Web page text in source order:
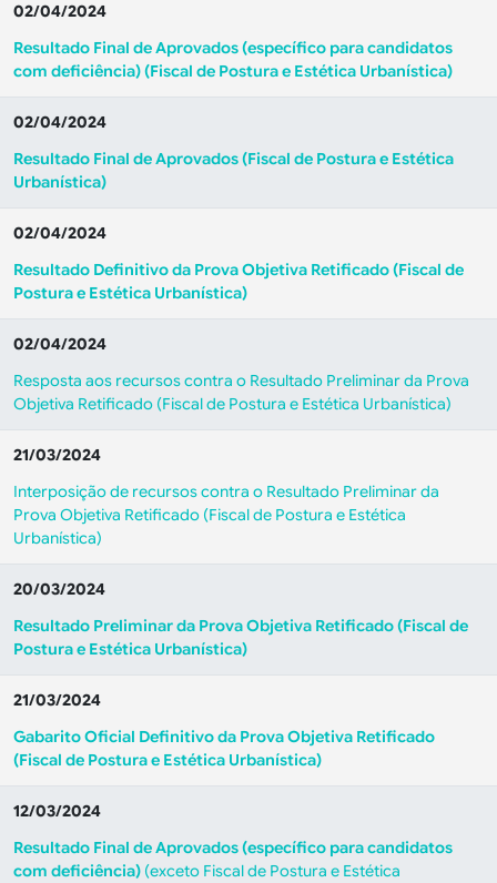
02/04/2024
Resultado Final de Aprovados (específico para candidatos
com deficiência) (Fiscal de Postura e Estética Urbanística)
02/04/2024
Resultado Final de Aprovados (Fiscal de Postura e Estética
Urbanística)
02/04/2024
Resultado Definitivo da Prova Objetiva Retificado (Fiscal de
Postura e Estética Urbanística)
02/04/2024
Resposta aos recursos contra o Resultado Preliminar da Prova
Objetiva Retificado (Fiscal de Postura e Estética Urbanística)
21/03/2024
Interposição de recursos contra o Resultado Preliminar da
Prova Objetiva Retificado (Fiscal de Postura e Estética
Urbanística)
20/03/2024
Resultado Preliminar da Prova Objetiva Retificado (Fiscal de
Postura e Estética Urbanística)
21/03/2024
Gabarito Oficial Definitivo da Prova Objetiva Retificado
(Fiscal de Postura e Estética Urbanística)
12/03/2024
Resultado Final de Aprovados (específico para candidatos
com deficiência) (exceto Fiscal de Postura e Estética